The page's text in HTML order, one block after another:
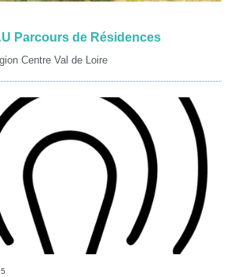
Parcours de Résidences
Centre Val de Loire